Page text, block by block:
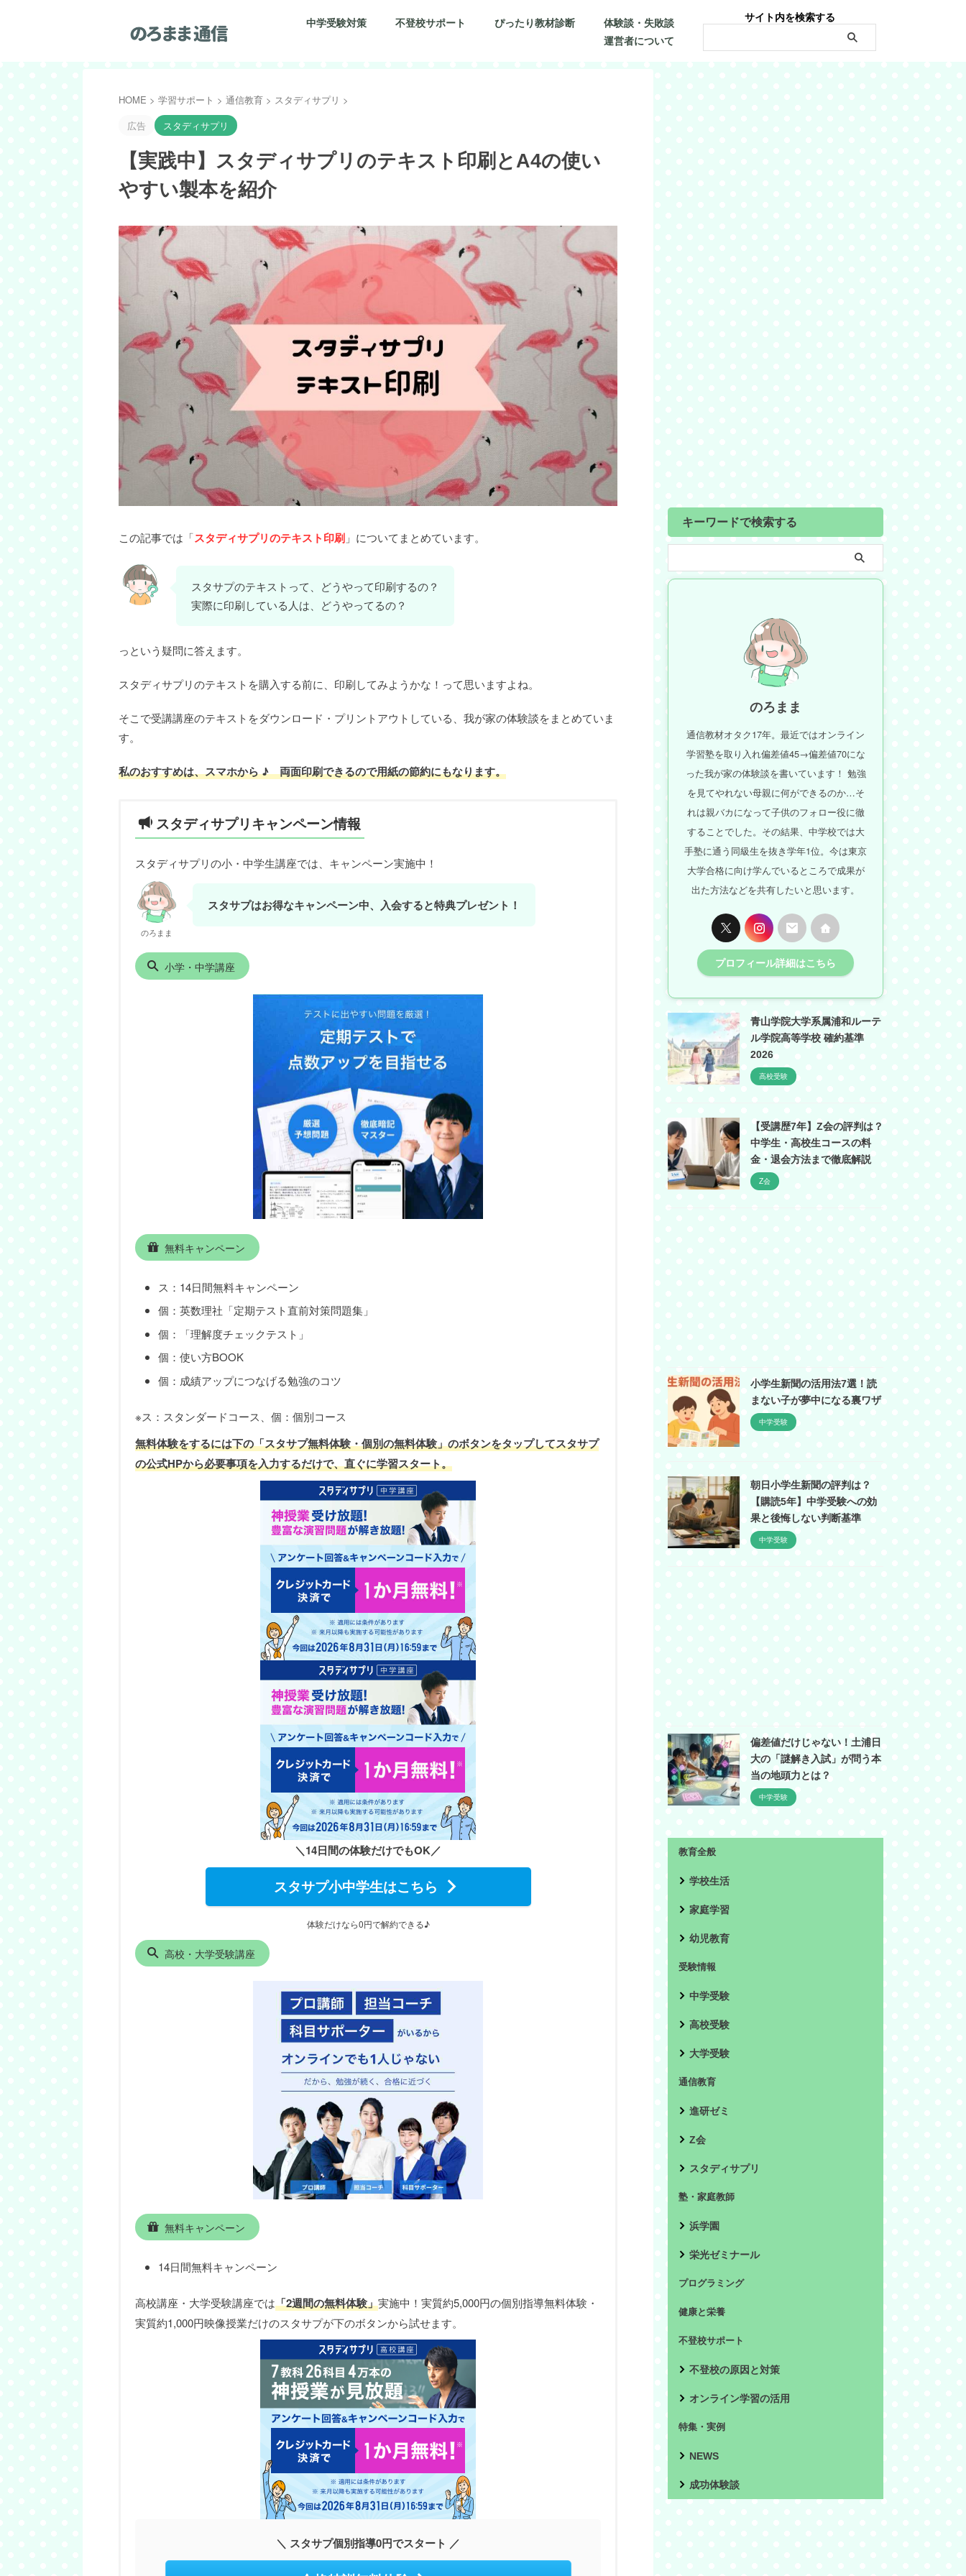
中学受験対策 不登校サポート ぴったり教材診断
体験談・失敗談
運営者について
サイト内を検索する
HOME > 学習サポート > 通信教育 > スタディサプリ >
広告
スタディサプリ
【実践中】スタディサプリのテキスト印刷とA4の使い
やすい製本を紹介
この記事では「スタディサプリのテキスト印刷 」についてまとめています。
スタサプのテキストって、どうやって印刷するの？
実際に印刷している人は、どうやってるの？
っという疑問に答えます。
スタディサプリのテキストを購入する前に、印刷してみようかな！って思いますよね。
そこで受講講座のテキストをダウンロード・プリントアウトしている、我が家の体験談をまとめていま
す。
私のおすすめは、スマホから ♪ 両面印刷できるので用紙の節約にもなります。
スタディサプリキャンペーン情報
スタディサプリの小・中学生講座では、キャンペーン実施中！
のろまま
スタサプはお得なキャンペーン中、入会すると特典プレゼント！
小学・中学講座
無料キャンペーン
ス：14日間無料キャンペーン
個：英数理社「定期テスト直前対策問題集」
個：「理解度チェックテスト」
個：使い方BOOK
個：成績アップにつなげる勉強のコツ
※ス：スタンダードコース、個：個別コース
無料体験をするには下の「スタサプ無料体験・個別の無料体験」のボタンをタップしてスタサプ
の公式HPから必要事項を入力するだけで、直ぐに学習スタート。
＼14日間の体験だけでもOK／
スタサプ小中学生はこちら
体験だけなら0円で解約できる♪
高校・大学受験講座
無料キャンペーン
14日間無料キャンペーン
高校講座・大学受験講座では「2週間の無料体験」実施中！実質約5,000円の個別指導無料体験・
実質約1,000円映像授業だけのスタサプが下のボタンから試せます。
＼ スタサプ個別指導0円でスタート ／
キーワードで検索する
のろまま
通信教材オタク17年。最近ではオンライン
学習塾を取り入れ偏差値45→偏差値70にな
った我が家の体験談を書いています！ 勉強
を見てやれない母親に何ができるのか…そ
れは親バカになって子供のフォロー役に徹
することでした。その結果、中学校では大
手塾に通う同級生を抜き学年1位。今は東京
大学合格に向け学んでいるところで成果が
出た方法などを共有したいと思います。
プロフィール詳細はこちら
青山学院大学系属浦和ルーテ
ル学院高等学校 確約基準
2026
高校受験
【受講歴7年】Z会の評判は？
中学生・高校生コースの料
金・退会方法まで徹底解説
Z会
小学生新聞の活用法7選！読
まない子が夢中になる裏ワザ
中学受験
朝日小学生新聞の評判は？
【購読5年】中学受験への効
果と後悔しない判断基準
中学受験
偏差値だけじゃない！土浦日
大の「謎解き入試」が問う本
当の地頭力とは？
中学受験
教育全般
学校生活
家庭学習
幼児教育
受験情報
中学受験
高校受験
大学受験
通信教育
進研ゼミ
Z会
スタディサプリ
塾・家庭教師
浜学園
栄光ゼミナール
プログラミング
健康と栄養
不登校サポート
不登校の原因と対策
オンライン学習の活用
特集・実例
NEWS
成功体験談